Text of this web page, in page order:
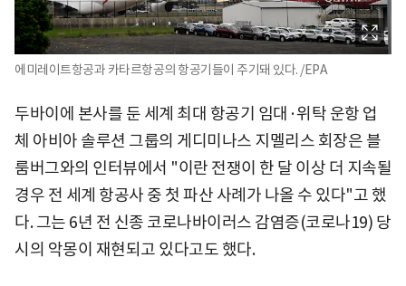
에미레이트항공과 카타르항공의 항공기들이 주기돼 있다. /EPA
두바이에 본사를 둔 세계 최대 항공기 임대·위탁 운항 업
체 아비아 솔루션 그룹의 게디미나스 지멜리스 회장은 블
룸버그와의 인터뷰에서 "이란 전쟁이 한 달 이상 더 지속될
경우 전 세계 항공사 중 첫 파산 사례가 나올 수 있다"고 했
다. 그는 6년 전 신종 코로나바이러스 감염증(코로나19) 당
시의 악몽이 재현되고 있다고도 했다.